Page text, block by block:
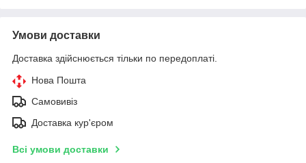
Умови доставки
Доставка здійснюється тільки по передоплаті.
Нова Пошта
Самовивіз
Доставка кур'єром
Всі умови доставки